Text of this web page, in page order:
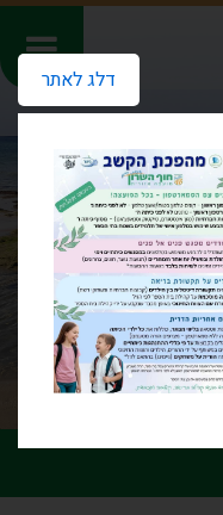
דלג לאתר